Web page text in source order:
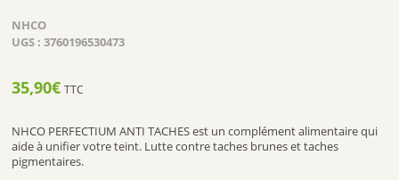
NHCO
UGS :3760196530473
35,90€ TTC
NHCO PERFECTIUM ANTI TACHES est un complément alimentaire qui
aide à unifier votre teint. Lutte contre taches brunes et taches
pigmentaires.